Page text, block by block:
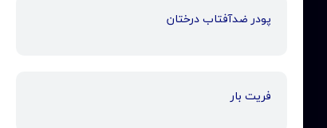
پودر ضدآفتاب درختان
فریت بار